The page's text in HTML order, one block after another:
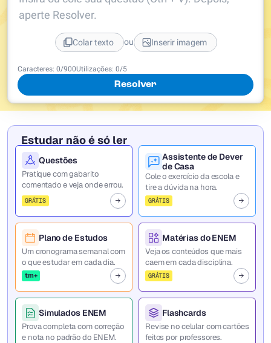
Caracteres: 0/900Utilizações: 0/5
Resolver
aperte Resolver.
Colar texto ou Inserir imagem
Estudar não é só ler
Questões
Pratique com gabarito
comentado e veja onde errou.
GRÁTIS
Assistente de Dever
de Casa
Cole o exercício da escola e
tire a dúvida na hora.
GRÁTIS
Plano de Estudos
Um cronograma semanal com
o que estudar em cada dia.
tm+
Matérias do ENEM
Veja os conteúdos que mais
caem em cada disciplina.
GRÁTIS
Simulados ENEM
Prova completa com correção
e nota no padrão do ENEM.
Flashcards
Revise no celular com cartões
feitos por professores.